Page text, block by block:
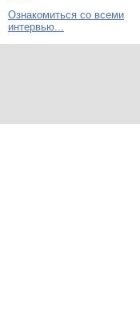
Ознакомиться со всеми
интервью...